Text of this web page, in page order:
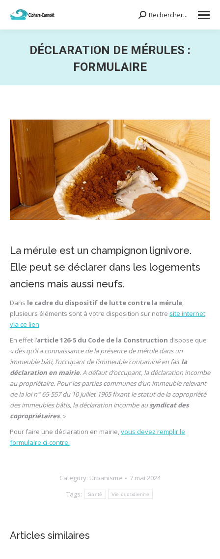
Search:Rechercher...
DÉCLARATION DE MÉRULES :
FORMULAIRE
La mérule est un champignon lignivore.
Elle peut se déclarer dans les logements
anciens mais aussi neufs.
Dans le cadre du dispositif de lutte contre la mérule,
plusieurs éléments sont à votre disposition sur notre site internet
via ce lien
En effet l’article 126-5 du Code de la Construction dispose que
« dès qu’il a connaissance de la présence de mérule dans un
immeuble bâti, l’occupant de l’immeuble contaminé en faitla
déclaration en mairie. A défaut d’occupant, la déclaration incombe
au propriétaire. Pour les parties communes d’un immeuble relevant
de la loi n° 65-557 du 10 juillet 1965 fixant le statut de la copropriété
des immeubles bâtis, la déclaration incombe ausyndicat des
copropriétaires. »
Pour faire une déclaration en mairie,vous devez remplir le
formulaire ci-contre.
Category: Urbanisme
7 mai 2024
Tags:
Santé Vie quotidienne
Articles similaires